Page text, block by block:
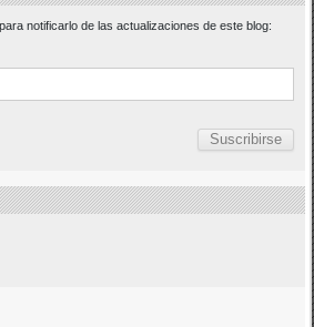
notificarlo de las actualizaciones de este blog: